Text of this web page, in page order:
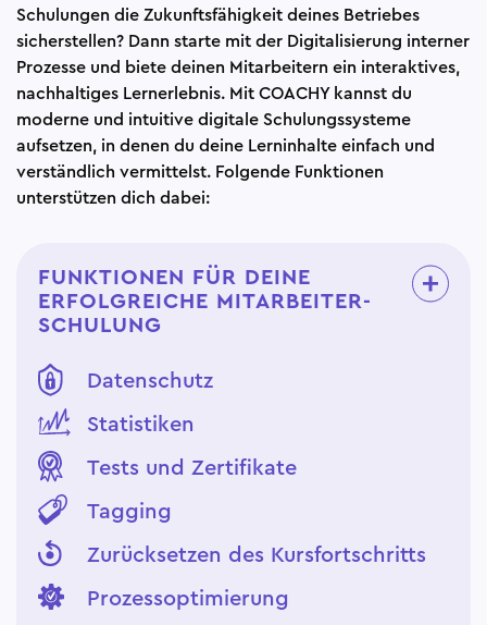
Schulungen die Zukunftsfähigkeit deines Betriebes
sicherstellen? Dann starte mit der Digitalisierung interner
Prozesse und biete deinen Mitarbeitern ein interaktives,
nachhaltiges Lernerlebnis. Mit COACHY kannst du
moderne und intuitive digitale Schulungssysteme
aufsetzen, in denen du deine Lerninhalte einfach und
verständlich vermittelst. Folgende Funktionen
unterstützen dich dabei:
FUNKTIONEN FÜR DEINE
ERFOLGREICHE MITARBEITER-
SCHULUNG
Datenschutz
Statistiken
Tests und Zertifikate
Tagging
Zurücksetzen des Kursfortschritts
Prozessoptimierung